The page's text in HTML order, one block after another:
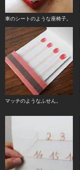
車のシートのような座椅子。
マッチのようなふせん。